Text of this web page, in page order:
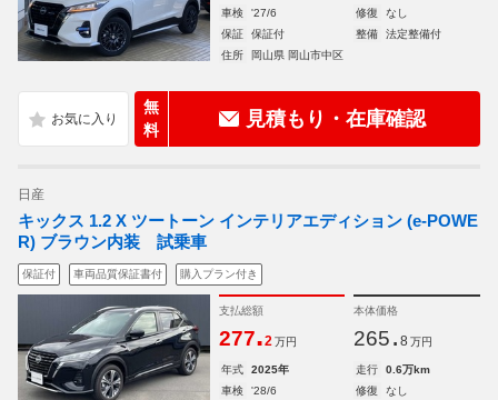
車検
'27/6 修復
なし
保証
保証付 整備
法定整備付
住所
岡山県 岡山市中区
無
料
見積もり・在庫確認
日産
キックス 1.2 X ツートーン インテリアエディション (e-POWE
R) ブラウン内装 試乗車
保証付 車両品質保証書付 購入プラン付き
支払総額
277.2 万円
本体価格
265. 8 万円
年式 2025年 走行
0.6万km
車検
'28/6 修復
なし